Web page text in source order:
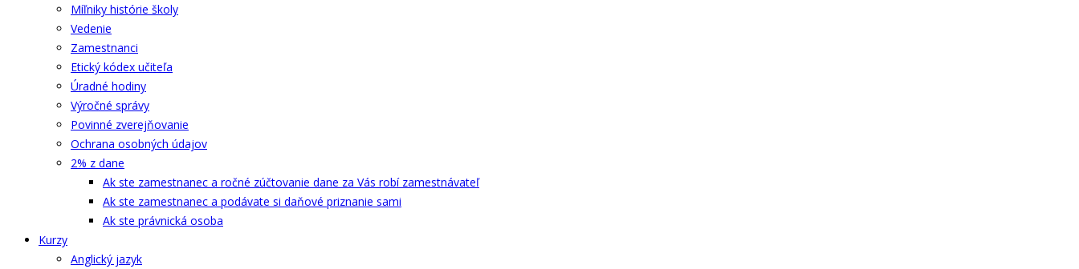
Míľniky histórie školy
Vedenie
Zamestnanci
Etický kódex učiteľa
Úradné hodiny
Výročné správy
Povinné zverejňovanie
Ochrana osobných údajov
2% z dane
Ak ste zamestnanec a ročné zúčtovanie dane za Vás robí zamestnávateľ
Ak ste zamestnanec a podávate si daňové priznanie sami
Ak ste právnická osoba
Kurzy
Anglický jazyk